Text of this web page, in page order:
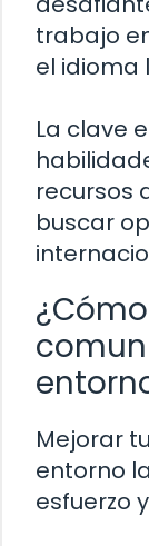
trabajo
el idioma
La clave
recursos
buscar
Mejorar
entorno
esfuerzo